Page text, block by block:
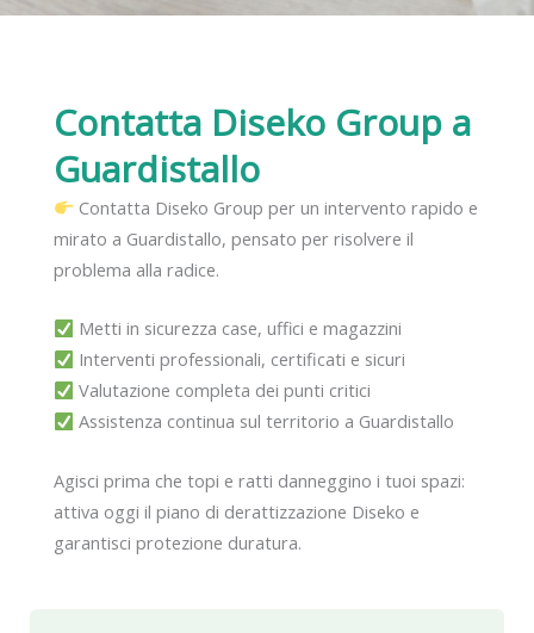
Contatta Diseko Group a
Guardistallo
Contatta Diseko Group per un intervento rapido e
mirato a Guardistallo, pensato per risolvere il
problema alla radice.
Metti in sicurezza case, uffici e magazzini
Interventi professionali, certificati e sicuri
Valutazione completa dei punti critici
Assistenza continua sul territorio a Guardistallo
Agisci prima che topi e ratti danneggino i tuoi spazi:
attiva oggi il piano di derattizzazione Diseko e
garantisci protezione duratura.